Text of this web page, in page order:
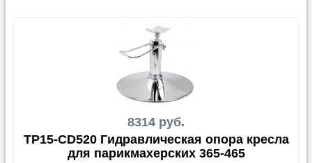
8314 руб.
TP15-CD520 Гидравлическая опора кресла
для парикмахерских 365-465